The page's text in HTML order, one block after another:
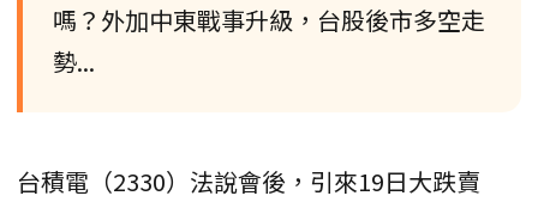
嗎？外加中東戰事升級，台股後市多空走
勢...
台積電（2330）法說會後，引來19日大跌賣